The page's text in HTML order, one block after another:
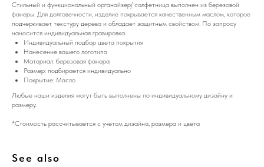
Стильный и функциональный органайзер/ салфетница выполнен из березовой
фанеры. Для долговечности, изделие покрывается качественным маслом, которое
подчеркивает текстуру дерева и обладает защитным свойством. По запросу
наносится индивидуальная гравировка.
Индивидуальный подбор цвета покрытия
Нанесение вашего логотипа
Материал: березовая фанера
Размер: подбирается индивидуально
Покрытие: Масло
Любые наши изделия могут быть выполнены по индивидуальному дизайну и
размеру.
*Стоимость рассчитывается с учетом дизайна, размера и цвета
See also